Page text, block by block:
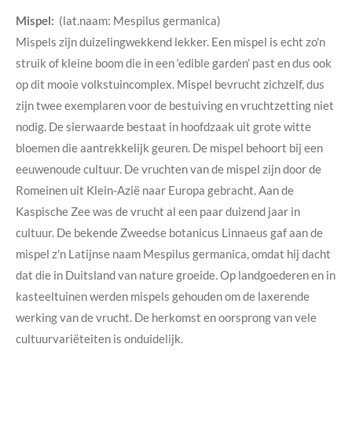
Mispel: (lat.naam: Mespilus germanica)
Mispels zijn duizelingwekkend lekker. Een mispel is echt zo'n
struik of kleine boom die in een ‘edible garden’ past en dus ook
op dit mooie volkstuincomplex. Mispel bevrucht zichzelf, dus
zijn twee exemplaren voor de bestuiving en vruchtzetting niet
nodig. De sierwaarde bestaat in hoofdzaak uit grote witte
bloemen die aantrekkelijk geuren. De mispel behoort bij een
eeuwenoude cultuur. De vruchten van de mispel zijn door de
Romeinen uit Klein-Azië naar Europa gebracht. Aan de
Kaspische Zee was de vrucht al een paar duizend jaar in
cultuur. De bekende Zweedse botanicus Linnaeus gaf aan de
mispel z'n Latijnse naam Mespilus germanica, omdat hij dacht
dat die in Duitsland van nature groeide. Op landgoederen en in
kasteeltuinen werden mispels gehouden om de laxerende
werking van de vrucht. De herkomst en oorsprong van vele
cultuurvariëteiten is onduidelijk.